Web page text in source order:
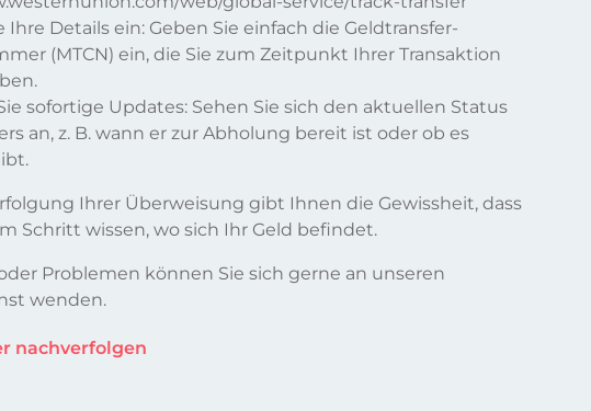
Ihre Details ein: Geben Sie einfach die Geldtransfer-
(MTCN) ein, die Sie zum Zeitpunkt Ihrer Transaktion
sofortige Updates: Sehen Sie sich den aktuellen Status
an, z. B. wann er zur Abholung bereit ist oder ob es
Ihrer Überweisung gibt Ihnen die Gewissheit, dass
Schritt wissen, wo sich Ihr Geld befindet.
Problemen können Sie sich gerne an unseren
wenden.
nachverfolgen